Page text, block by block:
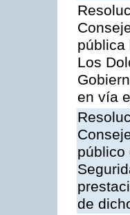
pública
Los
en vía
público
de